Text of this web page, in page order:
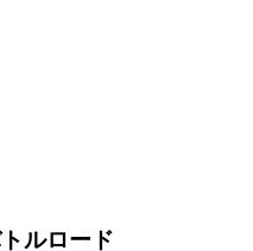
ルロード